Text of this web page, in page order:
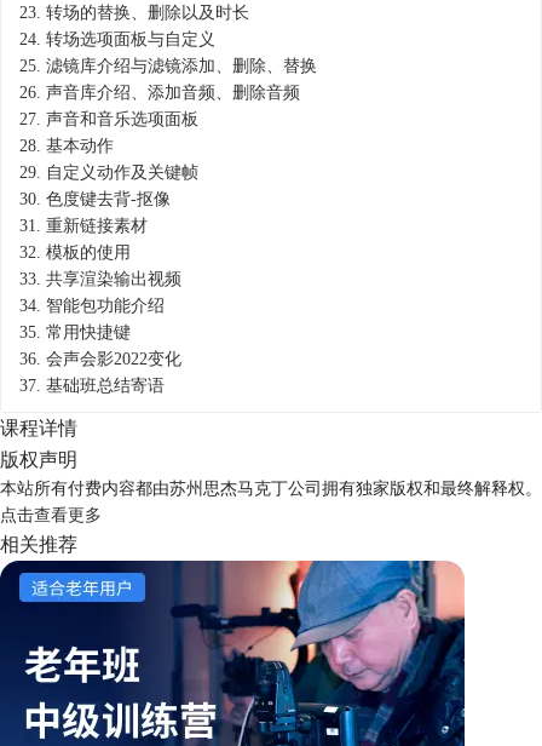
23. 转场的替换、删除以及时长
24. 转场选项面板与自定义
25. 滤镜库介绍与滤镜添加、删除、替换
26. 声音库介绍、添加音频、删除音频
27. 声音和音乐选项面板
28. 基本动作
29.
自定义动作及关键帧
30. 色度键去背-抠像
31. 重新链接素材
32. 模板的使用
33. 共享渲染输出视频
34. 智能包功能介绍
35. 常用快捷键
36. 会声会影2022变化
37. 基础班总结寄语
课程详情
版权声明
本站所有付费内容都由苏州思杰马克丁公司拥有独家版权和最终解释权。
点击查看更多
相关推荐